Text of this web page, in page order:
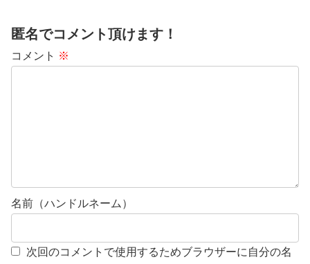
匿名でコメント頂けます！
コメント ※
名前（ハンドルネーム）
次回のコメントで使用するためブラウザーに自分の名